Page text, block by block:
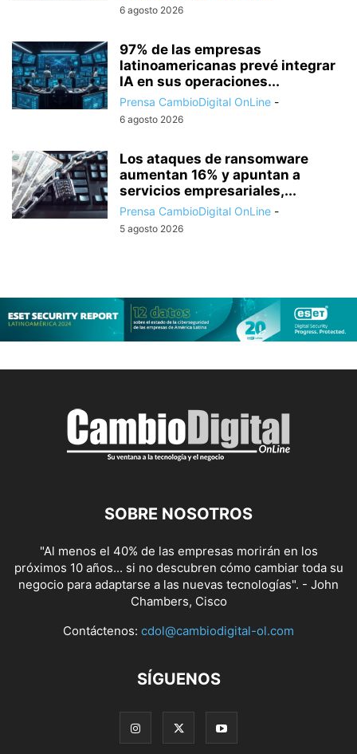
6 agosto 2026
97% de las empresas
latinoamericanas prevé integrar
IA en sus operaciones...
Prensa CambioDigital OnLine -
6 agosto 2026
Los ataques de ransomware
aumentan 16% y apuntan a
servicios empresariales,...
Prensa CambioDigital OnLine -
5 agosto 2026
SOBRE NOSOTROS
"Al menos el 40% de las empresas morirán en los
próximos 10 años... si no descubren cómo cambiar toda su
negocio para adaptarse a las nuevas tecnologías". - John
Chambers, Cisco
Contáctenos: cdol@cambiodigital-ol.com
SÍGUENOS